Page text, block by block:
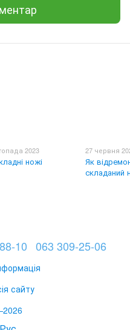
2023
ножі
27 червня
Як
складаний
10 063 309-25-06
сайту